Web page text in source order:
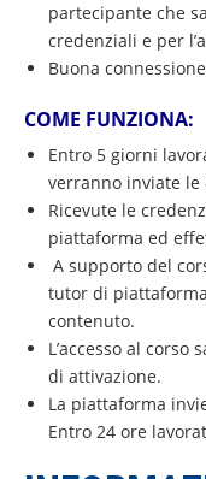
partecipante che
credenziali e per
Buona
COME FUNZIONA:
Entro 5 giorni
verranno inviate
Ricevute le
piattaforma ed
A supporto del
tutor di
contenuto.
L’accesso al
di attivazione.
La piattaforma
Entro 24 ore